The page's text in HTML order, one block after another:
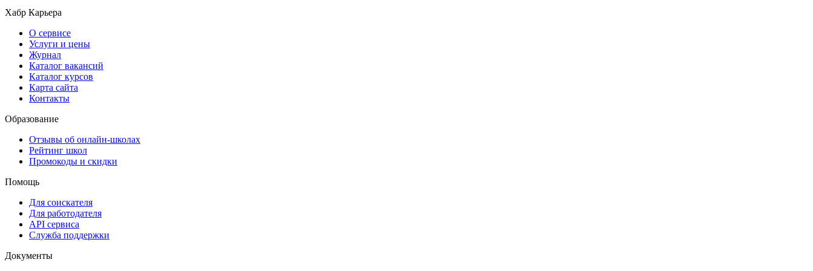
Хабр Карьера
О сервисе
Услуги и цены
Журнал
Каталог вакансий
Каталог курсов
Карта сайта
Контакты
Образование
Отзывы об онлайн-школах
Рейтинг школ
Промокоды и скидки
Помощь
Для соискателя
Для работодателя
API сервиса
Служба поддержки
Документы